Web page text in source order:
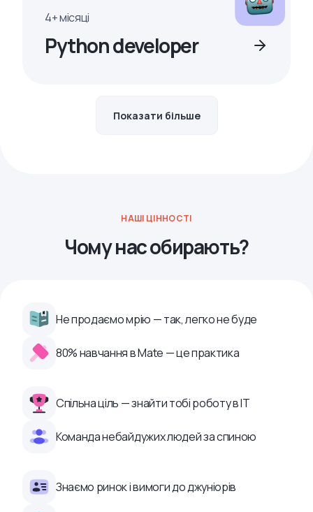
4+ місяці
Python developer
Показати більше
НАШІ ЦІННОСТІ
Чому нас обирають?
Не продаємо мрію — так, легко не буде
80% навчання в Mate — це практика
Спільна ціль — знайти тобі роботу в ІТ
Команда небайдужих людей за спиною
Знаємо ринок і вимоги до джуніорів